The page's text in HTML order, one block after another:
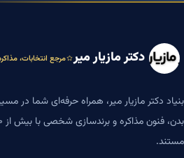
دکتر مازیار میر مرجع انتخابات،
بنیاد دکتر مازیار میر، همراه حرفه‌ای شما در
مستند.